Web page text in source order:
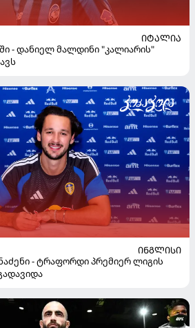
ᲘᲢᲐᲚᲘᲐ
- დანიელ მალდინი "კალიარის"
ᲘᲜᲒᲚᲘᲡᲘ
- ტრაფორდი პრემიერ ლიგის